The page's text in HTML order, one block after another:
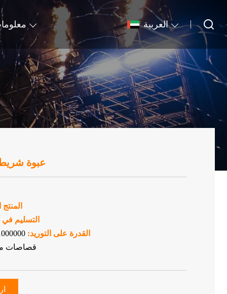
العربية
عبوة
التسليم
القدرة على التوريد: 1000000-500000 كيلو جرام في
قصاصات